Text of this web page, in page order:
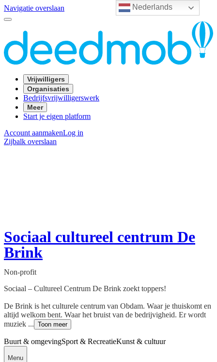
Nederlands
Navigatie overslaan
Vrijwilligers
Organisaties
Bedrijfsvrijwilligerswerk
Meer
Start je eigen platform
Account aanmakenLog in
Zijbalk overslaan
Sociaal cultureel centrum De
Brink
Non-profit
Sociaal – Cultureel Centrum De Brink zoekt toppers!
De Brink is het culturele centrum van Obdam. Waar je thuiskomt en
altijd welkom bent. Waar het bruist van de bedrijvigheid. Er wordt
muziek ... Toon meer
Buurt & omgevingSport & RecreatieKunst & cultuur
Menu